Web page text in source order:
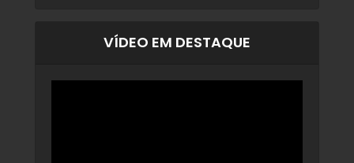
VÍDEO EM DESTAQUE